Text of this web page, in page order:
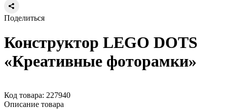
Поделиться
Конструктор LEGO DOTS
«Креативные фоторамки»
Код товара: 227940
Описание товара